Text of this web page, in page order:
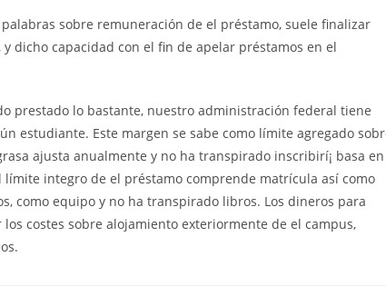
sobre remuneración de el préstamo, suele finalizar
dicho capacidad con el fin de apelar préstamos en el
prestado lo bastante, nuestro administración federal tiene
estudiante. Este margen se sabe como límite agregado
ajusta anualmente y no ha transpirado inscribirí¡ basa en
integro de el préstamo comprende matrícula así­ como
como equipo y no ha transpirado libros. Los dineros para
costes sobre alojamiento exteriormente de el campus,